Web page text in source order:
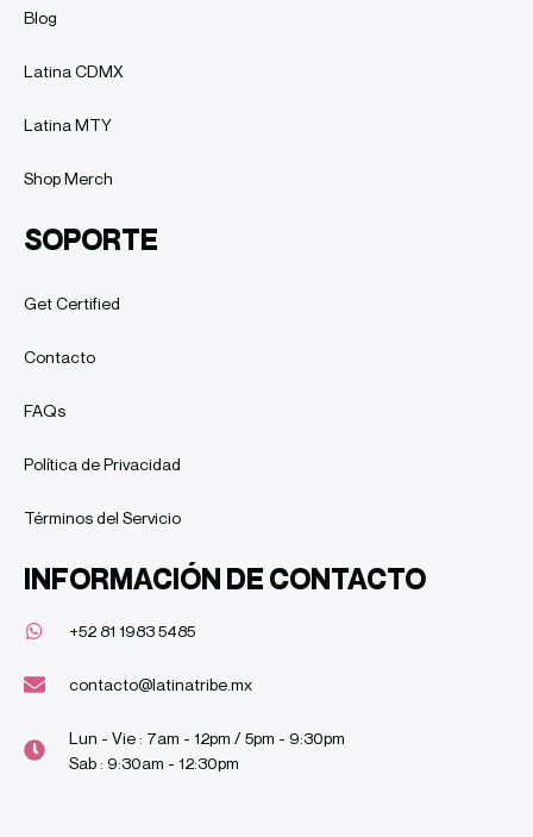
Blog
Latina CDMX
Latina MTY
Shop Merch
SOPORTE
Get Certified
Contacto
FAQs
Política de Privacidad
Términos del Servicio
INFORMACIÓN DE CONTACTO
+52 81 1983 5485
contacto@latinatribe.mx
Lun - Vie : 7am - 12pm / 5pm - 9:30pm
Sab : 9:30am - 12:30pm